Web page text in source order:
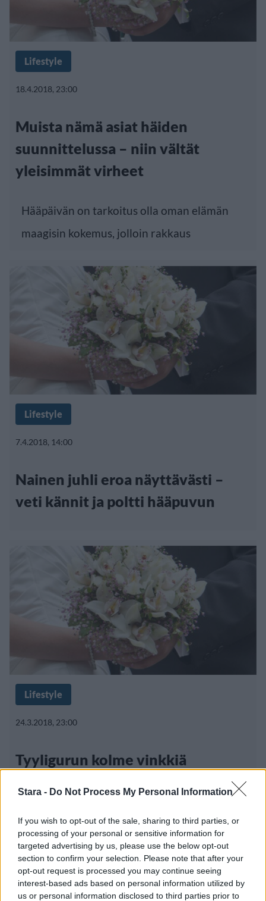
Stara - Do Not Process My Personal Information
If you wish to opt-out of the sale, sharing to third parties, or
processing of your personal or sensitive information for
targeted advertising by us, please use the below opt-out
section to confirm your selection. Please note that after your
opt-out request is processed you may continue seeing
interest-based ads based on personal information utilized by
us or personal information disclosed to third parties prior to
Lifestyle
18.4.2018, 23:00
Muista nämä asiat häiden
suunnittelussa – niin vältät
yleisimmät virheet
Hääpäivän on tarkoitus olla oman elämän
maagisin kokemus, jolloin rakkaus
Lifestyle
7.4.2018, 14:00
Nainen juhli eroa näyttävästi –
veti kännit ja poltti hääpuvun
Lifestyle
24.3.2018, 23:00
Tyyligurun kolme vinkkiä